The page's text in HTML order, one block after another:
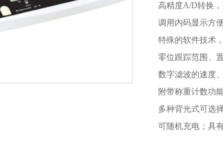
高精度A/D转换，
调用内码显示方
特殊的软件技术
零位跟踪范围、
数字滤波的速度
附带称重计数功
多种背光式可选择
可随机充电；具